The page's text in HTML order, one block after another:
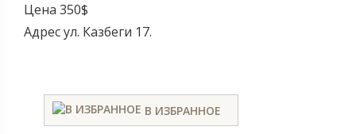
Цена 350$
Адрес ул. Казбеги 17.
В ИЗБРАННОЕ